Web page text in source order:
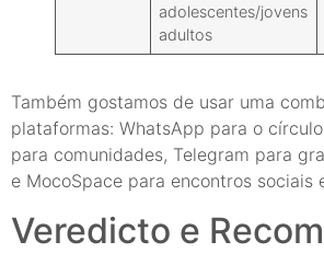
adolescentes/jovens
adultos
Também gostamos de usar uma
plataformas: WhatsApp para o
para comunidades, Telegram para
e MocoSpace para encontros sociais
Veredicto e